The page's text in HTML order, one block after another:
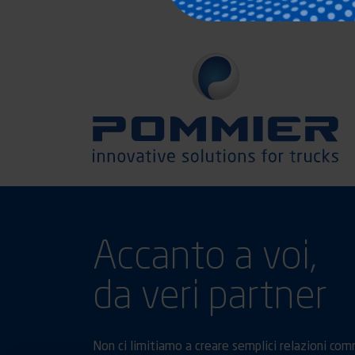
Accanto a voi,
da veri partner
Non ci limitiamo a creare semplici relazioni